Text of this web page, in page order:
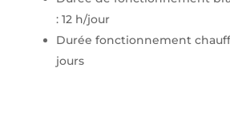
: 12 h/jour
Durée fonctionnement
jours